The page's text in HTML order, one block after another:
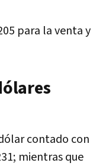
para la venta y
contado con
mientras que